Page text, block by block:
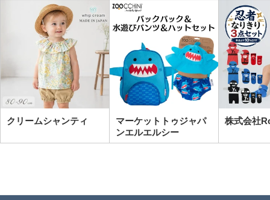
クリームシャンティ
マーケットトゥジャパ
ンエルエルシー
株式会社